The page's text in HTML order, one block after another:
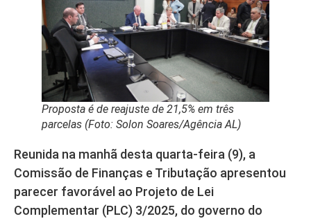
Proposta é de reajuste de 21,5% em três
parcelas (Foto: Solon Soares/Agência AL)
Reunida na manhã desta quarta-feira (9), a
Comissão de Finanças e Tributação apresentou
parecer favorável ao Projeto de Lei
Complementar (PLC) 3/2025, do governo do